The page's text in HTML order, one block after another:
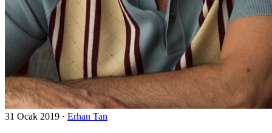
31 Ocak 2019 · Erhan Tan